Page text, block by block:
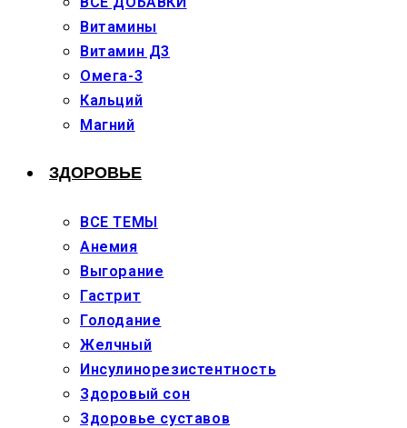
Витамины
Витамин Д3
Омега-3
Кальций
Магний
ЗДОРОВЬЕ
ВСЕ ТЕМЫ
Анемия
Выгорание
Гастрит
Голодание
Желчный
Инсулинорезистентность
Здоровый сон
Здоровье суставов